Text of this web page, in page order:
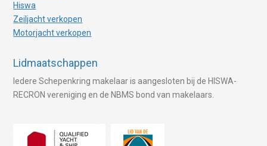
Hiswa
Zeiljacht verkopen
Motorjacht verkopen
Lidmaatschappen
Iedere Schepenkring makelaar is aangesloten bij de HISWA-
RECRON vereniging en de NBMS bond van makelaars.